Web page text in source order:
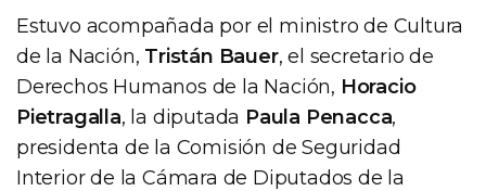
Estuvo acompañada por el ministro de Cultura
de la Nación, Tristán Bauer, el secretario de
Derechos Humanos de la Nación, Horacio
Pietragalla, la diputada Paula Penacca,
presidenta de la Comisión de Seguridad
Interior de la Cámara de Diputados de la